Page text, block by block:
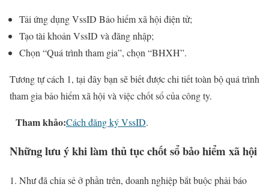
Tải ứng dụng VssID Bảo hiểm xã hội điện tử;
Tạo tài khoản VssID và đăng nhập;
Chọn “Quá trình tham gia”, chọn “BHXH”.
Tương tự cách 1, tại đây bạn sẽ biết được chi tiết toàn bộ quá trình
tham gia bảo hiểm xã hội và việc chốt sổ của công ty.
Tham khảo:Cách đăng ký VssID.
Những lưu ý khi làm thủ tục chốt sổ bảo hiểm xã hội
1. Như đã chia sẻ ở phần trên, doanh nghiệp bắt buộc phải báo